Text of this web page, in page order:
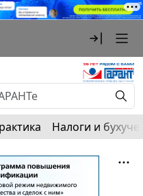
Налоги и